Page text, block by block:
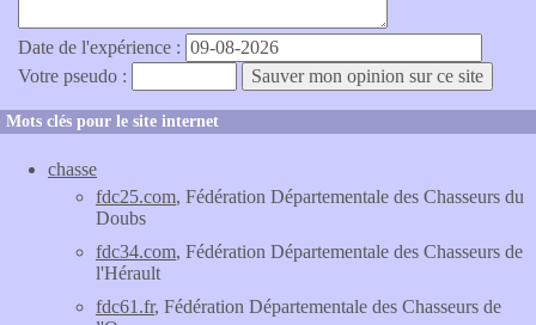
Date de l'expérience :
Votre pseudo :
Mots clés pour le site internet
chasse
fdc25.com, Fédération Départementale des Chasseurs du
Doubs
fdc34.com, Fédération Départementale des Chasseurs de
l'Hérault
fdc61.fr, Fédération Départementale des Chasseurs de